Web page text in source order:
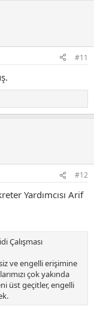
#11
#12
Yardımcısı Arif
Çalışması
ve engelli erişimine
çok yakında
üst geçitler, engelli